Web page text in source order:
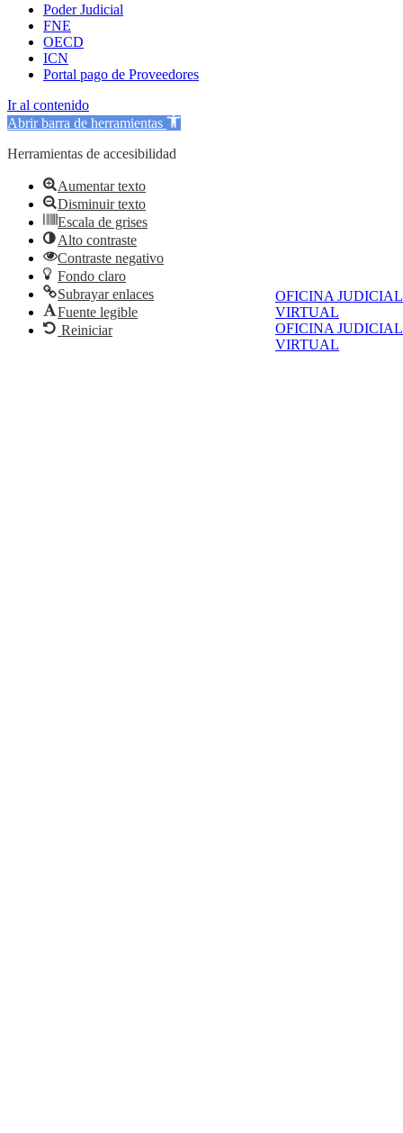
OFICINA JUDICIAL
VIRTUAL
OFICINA JUDICIAL
VIRTUAL
Poder Judicial
FNE
OECD
ICN
Portal pago de Proveedores
Ir al contenido
Abrir barra de herramientas
Herramientas de accesibilidad
Aumentar texto
Disminuir texto
Escala de grises
Alto contraste
Contraste negativo
Fondo claro
Subrayar enlaces
Fuente legible
Reiniciar